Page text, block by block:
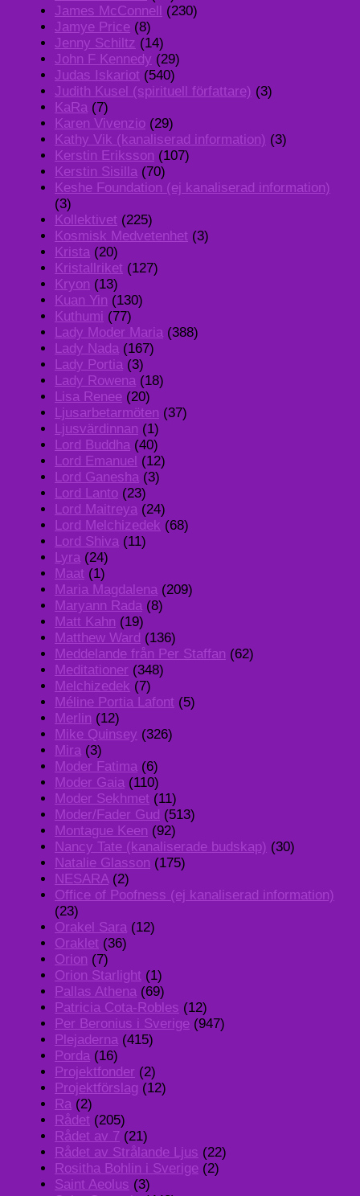
James McConnell (230)
Jamye Price (8)
Jenny Schiltz (14)
John F Kennedy (29)
Judas Iskariot (540)
Judith Kusel (spirituell författare) (3)
KaRa (7)
Karen Vivenzio (29)
Kathy Vik (kanaliserad information) (3)
Kerstin Eriksson (107)
Kerstin Sisilla (70)
Keshe Foundation (ej kanaliserad information)
(3)
Kollektivet (225)
Kosmisk Medvetenhet (3)
Krista (20)
Kristallriket (127)
Kryon (13)
Kuan Yin (130)
Kuthumi (77)
Lady Moder Maria (388)
Lady Nada (167)
Lady Portia (3)
Lady Rowena (18)
Lisa Renee (20)
Ljusarbetarmöten (37)
Ljusvärdinnan (1)
Lord Buddha (40)
Lord Emanuel (12)
Lord Ganesha (3)
Lord Lanto (23)
Lord Maitreya (24)
Lord Melchizedek (68)
Lord Shiva (11)
Lyra (24)
Maat (1)
Maria Magdalena (209)
Maryann Rada (8)
Matt Kahn (19)
Matthew Ward (136)
Meddelande från Per Staffan (62)
Meditationer (348)
Melchizedek (7)
Méline Portia Lafont (5)
Merlin (12)
Mike Quinsey (326)
Mira (3)
Moder Fatima (6)
Moder Gaia (110)
Moder Sekhmet (11)
Moder/Fader Gud (513)
Montague Keen (92)
Nancy Tate (kanaliserade budskap) (30)
Natalie Glasson (175)
NESARA(2)
Office of Poofness (ej kanaliserad information)
(23)
Orakel Sara (12)
Oraklet (36)
Orion (7)
Orion Starlight (1)
Pallas Athena (69)
Patricia Cota-Robles (12)
Per Beronius i Sverige (947)
Plejaderna (415)
Porda (16)
Projektfonder (2)
Projektförslag (12)
Ra (2)
Rådet (205)
Rådet av 7 (21)
Rådet av Strålande Ljus (22)
Rositha Bohlin i Sverige (2)
Saint Aeolus (3)